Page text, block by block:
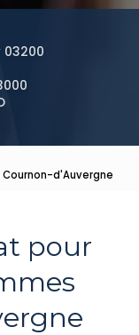
03200
d'Auvergne
pour